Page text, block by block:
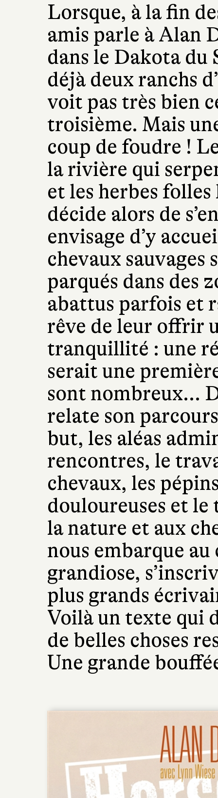
Lorsque, à la fin
amis parle à Alan
dans le Dakota du
déjà deux ranchs
voit pas très bien
troisième. Mais
coup de foudre !
la rivière qui
et les herbes
décide alors de
envisage d’y
chevaux
parqués dans des
abattus parfois et
rêve de leur offrir
tranquillité : une
serait une
sont nombreux...
relate son
but, les aléas
rencontres, le
chevaux, les
douloureuses et
la nature et aux
nous embarque
grandiose,
plus grands
Voilà un texte qui
de belles choses
Une grande